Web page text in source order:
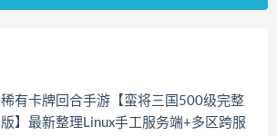
稀有卡牌回合手游【蛮将三国500级完整
版】最新整理Linux手工服务端+多区跨服